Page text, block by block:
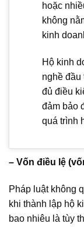
hoặc
không
kinh
Hộ kinh
nghề
đủ điều
đảm bảo
quá trình
– Vốn điều lệ
Pháp luật không
khi thành lập hộ
bao nhiêu là tùy